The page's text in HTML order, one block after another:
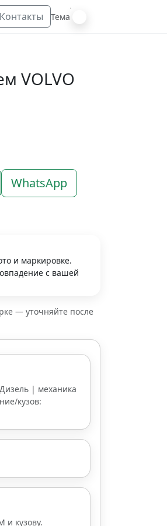
Контакты Тема
VOLVO
WhatsApp
и маркировке.
с вашей
— уточняйте после
| механика
кузов:
и кузову.